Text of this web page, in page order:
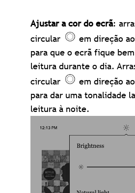
Ajustar a cor do ecrã:
circular
em direção
para que o ecrã fique
leitura durante o dia.
circular
em direção
para dar uma tonalidade
leitura à noite.